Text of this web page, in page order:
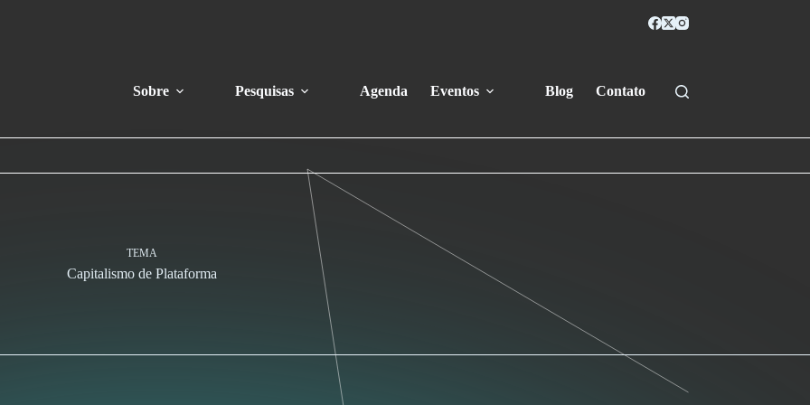
Sobre Pesquisas Agenda Eventos Blog Contato
TEMA
Capitalismo de Plataforma